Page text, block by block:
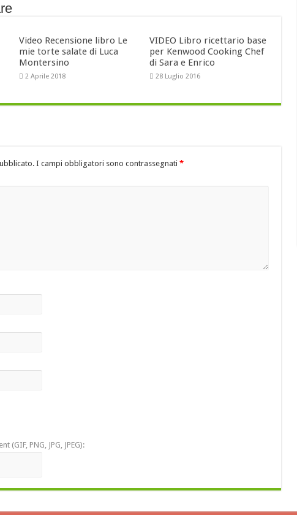
Video Recensione libro Le
mie torte salate di Luca
Montersino
2 Aprile 2018
VIDEO Libro ricettario base
per Kenwood Cooking Chef
di Sara e Enrico
28 Luglio 2016
I campi obbligatori sono contrassegnati *
(GIF, PNG, JPG, JPEG):